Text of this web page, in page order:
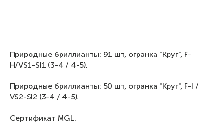
Природные бриллианты: 91 шт, огранка "Круг", F-
H/VS1-SI1 (3-4 / 4-5).
Природные бриллианты: 50 шт, огранка "Круг", F-I /
VS2-SI2 (3-4 / 4-5).
Сертификат MGL.